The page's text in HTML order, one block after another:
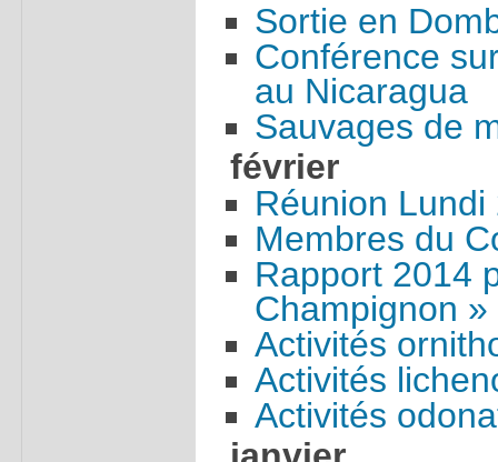
Sortie en
Conférence
au Nicaragua
Sauvages de
février
Réunion
Membres du
Rapport 2014
Champignon »
Activités
Activités
Activités